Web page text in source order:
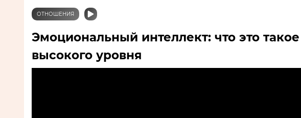
ОТНОШЕНИЯ
Эмоциональный интеллект: что это
высокого уровня